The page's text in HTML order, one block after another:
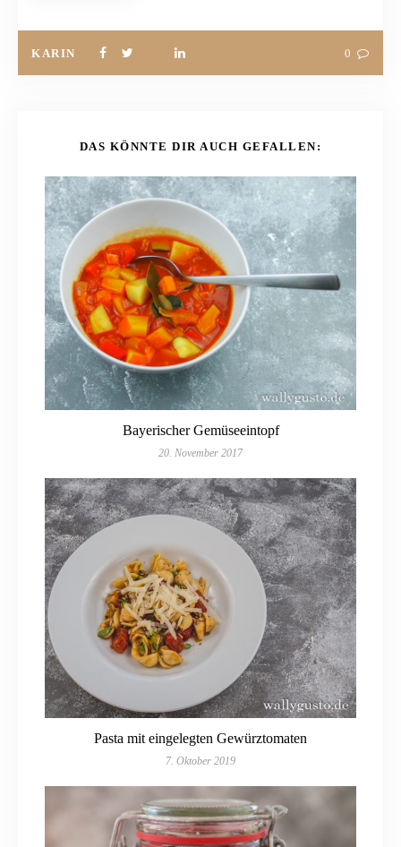
KARIN 0
DAS KÖNNTE DIR AUCH GEFALLEN:
Bayerischer Gemüseeintopf
20. November 2017
Pasta mit eingelegten Gewürztomaten
7. Oktober 2019